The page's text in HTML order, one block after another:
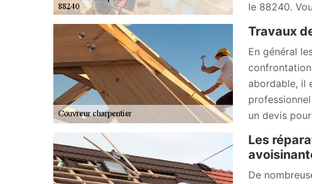
le 88240.
Travaux
En général
abordable, il
un devis
Les
De